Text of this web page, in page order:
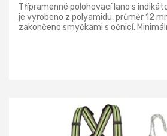
Třípramenné polohovací lano s
je vyrobeno z polyamidu, průměr 12
zakončeno smyčkami s očnicí.